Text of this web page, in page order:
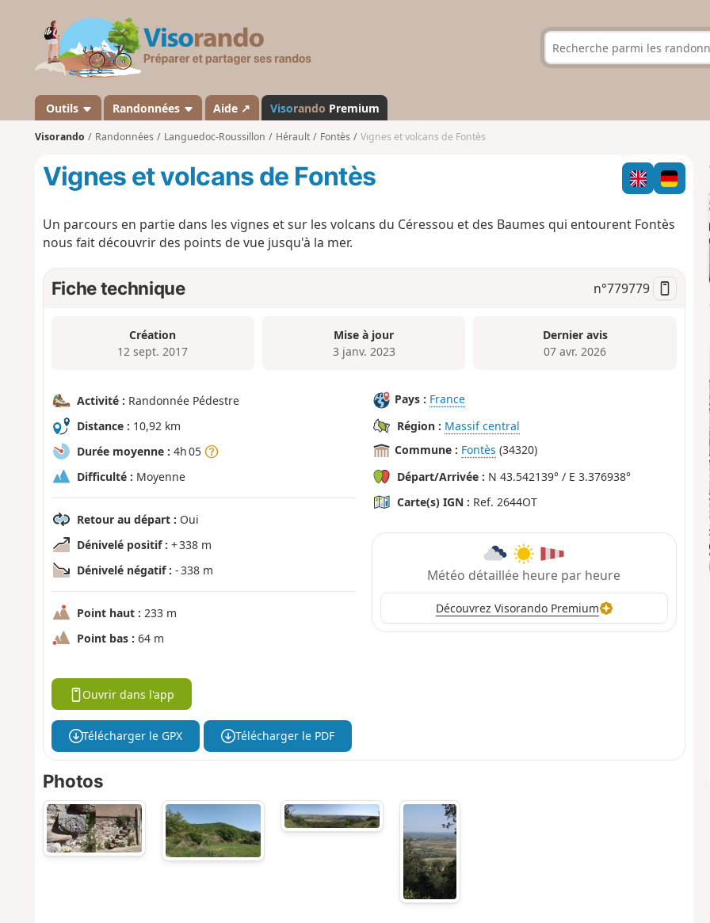
s
a
n
d
Outils Randonnées Aide ↗ Visorando Premium
Visorando Randonnées Languedoc-Roussillon Hérault Fontès Vignes et volcans de Fontès
Vignes et volcans de Fontès
Un parcours en partie dans les vignes et sur les volcans du Céressou et des Baumes qui entourent Fontès
nous fait découvrir des points de vue jusqu'à la mer.
Fiche technique n°779779
Création
12 sept. 2017
Mise à jour
3 janv. 2023
Dernier avis
07 avr. 2026
Activité : Randonnée Pédestre
Distance : 10,92 km
Durée moyenne : 4h 05
Difficulté : Moyenne
Retour au départ : Oui
Dénivelé positif : + 338 m
Dénivelé négatif : - 338 m
Point haut : 233 m
Point bas : 64 m
Pays : France
Région : Massif central
Commune : Fontès (34320)
Départ/Arrivée : N 43.542139° / E 3.376938°
Carte(s) IGN : Ref. 2644OT
Météo détaillée heure par heure
Découvrez Visorando Premium
Ouvrir dans l'app
Télécharger le GPX Télécharger le PDF
Photos